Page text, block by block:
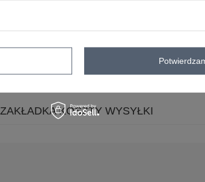
90% bawełna
ZAKŁADKA KOSZTY WYSYŁKI